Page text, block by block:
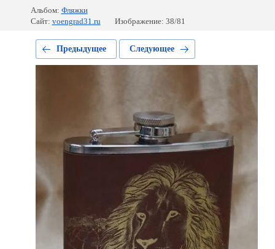
Альбом: Фляжки
Сайт: voengrad31.ru Изображение: 38/81
Предыдущее Следующее